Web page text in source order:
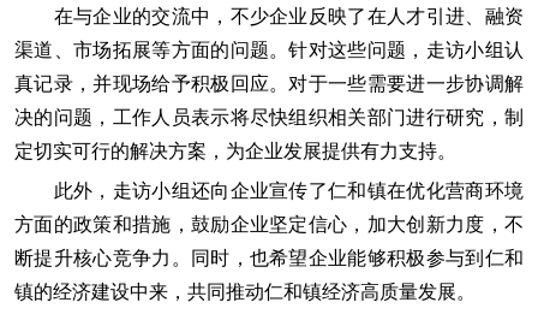
在与企业的交流中，不少企业反映了在人才引进、融资
渠道、市场拓展等方面的问题。针对这些问题，走访小组认
真记录，并现场给予积极回应。对于一些需要进一步协调解
决的问题，工作人员表示将尽快组织相关部门进行研究，制
定切实可行的解决方案，为企业发展提供有力支持。
此外，走访小组还向企业宣传了仁和镇在优化营商环境
方面的政策和措施，鼓励企业坚定信心，加大创新力度，不
断提升核心竞争力。同时，也希望企业能够积极参与到仁和
镇的经济建设中来，共同推动仁和镇经济高质量发展。